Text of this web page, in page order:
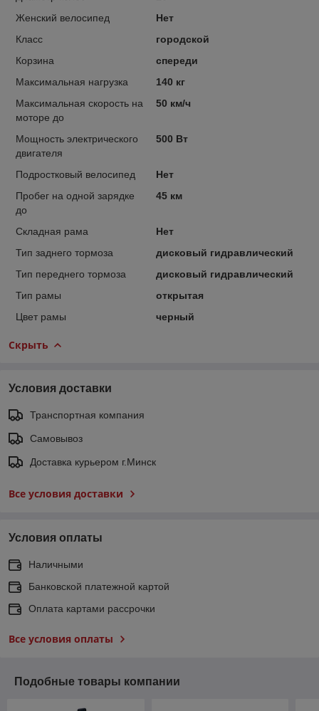
Женский велосипед
Нет
Класс
городской
Корзина
спереди
Максимальная нагрузка
140 кг
Максимальная скорость на
моторе до
50 км/ч
Мощность электрического
двигателя
500 Вт
Подростковый велосипед
Нет
Пробег на одной зарядке
до
45 км
Складная рама
Нет
Тип заднего тормоза
дисковый гидравлический
Тип переднего тормоза
дисковый гидравлический
Тип рамы
открытая
Цвет рамы
черный
Скрыть
Условия доставки
Транспортная компания
Самовывоз
Доставка курьером г.Минск
Все условия доставки
Условия оплаты
Наличными
Банковской платежной картой
Оплата картами рассрочки
Все условия оплаты
Подобные товары компании